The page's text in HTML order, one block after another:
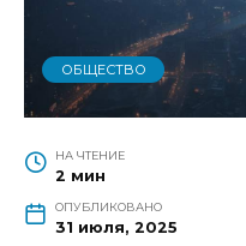
ОБЩЕСТВО
НА ЧТЕНИЕ
2 мин
ОПУБЛИКОВАНО
31 июля, 2025